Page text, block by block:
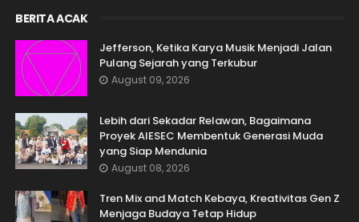
BERITA ACAK
Jefferson, Ketika Karya Musik Menjadi Jalan
Pulang Sejarah yang Terkubur
August 09, 2026
Lebih dari Sekadar Relawan, Bagaimana
Proyek AIESEC Membentuk Generasi Muda
yang Siap Mendunia
August 08, 2026
Tren Mix and Match Kebaya, Kreativitas Gen Z
Menjaga Budaya Tetap Hidup